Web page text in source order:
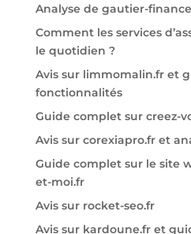
Analyse de gautier-
Comment les services
le quotidien ?
Avis sur limmomalin.fr et
fonctionnalités
Guide complet sur creez-
Avis sur corexiapro.fr et
Guide complet sur le site
et-moi.fr
Avis sur rocket-seo.fr
Avis sur kardoune.fr et